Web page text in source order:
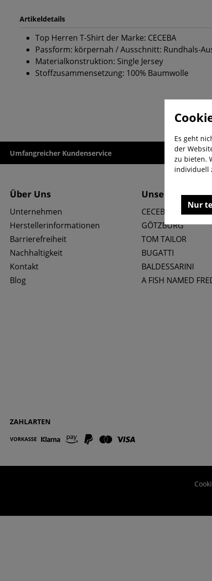
Artikeldetails
Top Herren T-Shirt der Marke: CECEBA
Passform: körpernah / Ausschnitt: Rundhals-
Materialkonstruktion: Single Jersey
Stoffzusammensetzung: 100% Baumwolle
Umfangreicher Kundenservice Kauf auf
Über Uns
Unternehmen
Herstellerinformationen
Barrierefreiheit
Nachhaltigkeit
Kontakt
Blog
Unsere Marken
CECEBA
GÖTZBURG
TOM TAILOR
BUGATTI
BALDESSARINI
A FISH NAMED
ZAHLARTEN
Es geht
der
zu bieten.
individuell
Nur